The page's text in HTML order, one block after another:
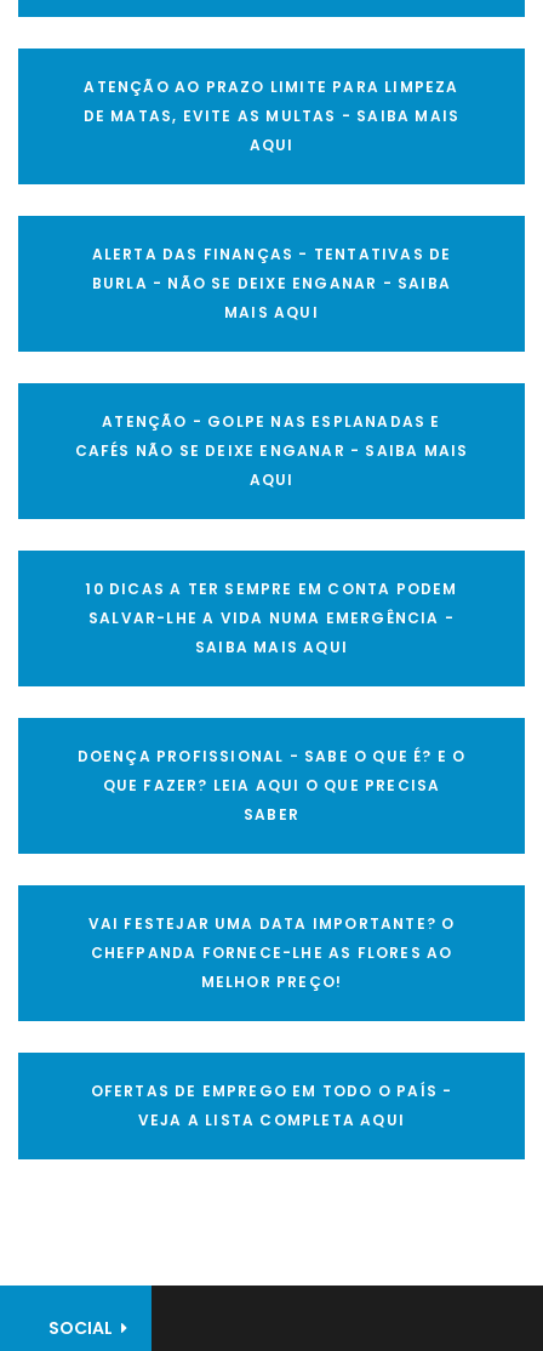
ATENÇÃO AO PRAZO LIMITE PARA LIMPEZA
DE MATAS, EVITE AS MULTAS - SAIBA MAIS
AQUI
ALERTA DAS FINANÇAS - TENTATIVAS DE
BURLA - NÃO SE DEIXE ENGANAR - SAIBA
MAIS AQUI
ATENÇÃO - GOLPE NAS ESPLANADAS E
CAFÉS NÃO SE DEIXE ENGANAR - SAIBA MAIS
AQUI
10 DICAS A TER SEMPRE EM CONTA PODEM
SALVAR-LHE A VIDA NUMA EMERGÊNCIA -
SAIBA MAIS AQUI
DOENÇA PROFISSIONAL - SABE O QUE É? E O
QUE FAZER? LEIA AQUI O QUE PRECISA
SABER
VAI FESTEJAR UMA DATA IMPORTANTE? O
CHEFPANDA FORNECE-LHE AS FLORES AO
MELHOR PREÇO!
OFERTAS DE EMPREGO EM TODO O PAÍS -
VEJA A LISTA COMPLETA AQUI
SOCIAL